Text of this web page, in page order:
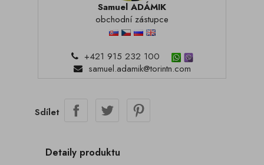
Samuel ADÁMIK
obchodní zástupce
+421 915 232 100
samuel.adamik@torintn.com
Sdílet
Detaily produktu